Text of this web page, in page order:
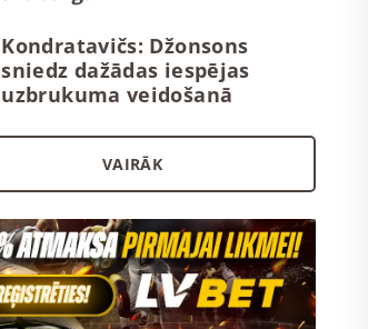
Kondratavičs: Džonsons
sniedz dažādas iespējas
uzbrukuma veidošanā
VAIRĀK